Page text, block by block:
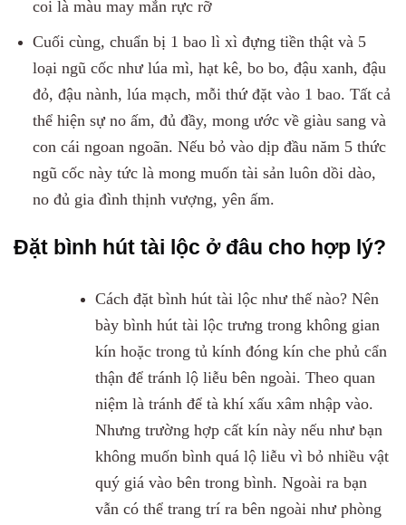
coi là màu may mắn rực rỡ
Cuối cùng, chuẩn bị 1 bao lì xì đựng tiền thật và 5
loại ngũ cốc như lúa mì, hạt kê, bo bo, đậu xanh, đậu
đỏ, đậu nành, lúa mạch, mỗi thứ đặt vào 1 bao. Tất cả
thể hiện sự no ấm, đủ đầy, mong ước về giàu sang và
con cái ngoan ngoãn. Nếu bỏ vào dịp đầu năm 5 thức
ngũ cốc này tức là mong muốn tài sản luôn dồi dào,
no đủ gia đình thịnh vượng, yên ấm.
Đặt bình hút tài lộc ở đâu cho hợp lý?
Cách đặt bình hút tài lộc như thế nào? Nên
bày bình hút tài lộc trưng trong không gian
kín hoặc trong tủ kính đóng kín che phủ cẩn
thận để tránh lộ liễu bên ngoài. Theo quan
niệm là tránh để tà khí xấu xâm nhập vào.
Nhưng trường hợp cất kín này nếu như bạn
không muốn bình quá lộ liễu vì bỏ nhiều vật
quý giá vào bên trong bình. Ngoài ra bạn
vẫn có thể trang trí ra bên ngoài như phòng